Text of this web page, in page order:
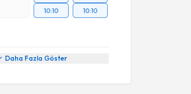
10:10
10:10
Daha Fazla Göster